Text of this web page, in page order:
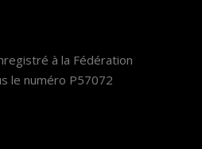
à la Fédération
le numéro P57072